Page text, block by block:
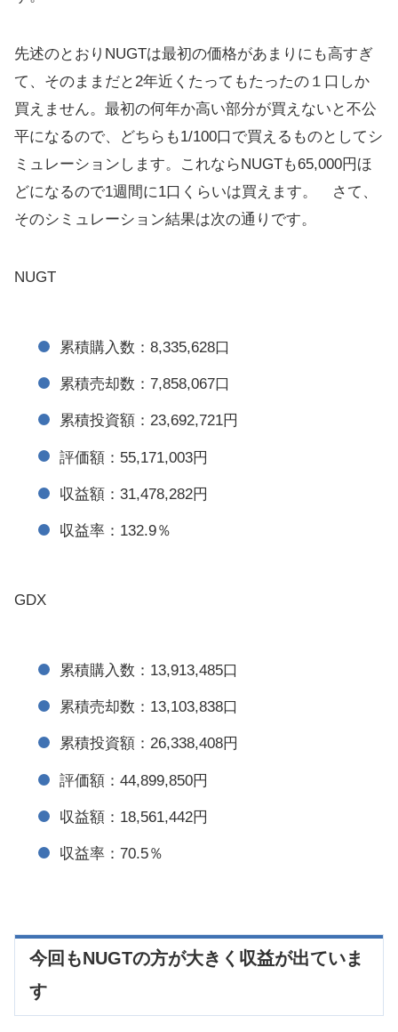
先述のとおりNUGTは最初の価格があまりにも高すぎ
て、そのままだと2年近くたってもたったの１口しか
買えません。最初の何年か高い部分が買えないと不公
平になるので、どちらも1/100口で買えるものとしてシ
ミュレーションします。これならNUGTも65,000円ほ
どになるので1週間に1口くらいは買えます。 さて、
そのシミュレーション結果は次の通りです。
NUGT
累積購入数：8,335,628口
累積売却数：7,858,067口
累積投資額：23,692,721円
評価額：55,171,003円
収益額：31,478,282円
収益率：132.9％
GDX
累積購入数：13,913,485口
累積売却数：13,103,838口
累積投資額：26,338,408円
評価額：44,899,850円
収益額：18,561,442円
収益率：70.5％
今回もNUGTの方が大きく収益が出ていま
す